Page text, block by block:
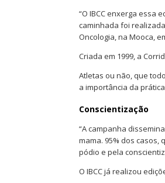
“O IBCC enxerga essa
caminhada foi
Oncologia, na Mooca,
Criada em 1999, a
Atletas ou não, que
a importância da
Conscientização
“A campanha
mama. 95% dos casos,
pódio e pela
O IBCC já realizou